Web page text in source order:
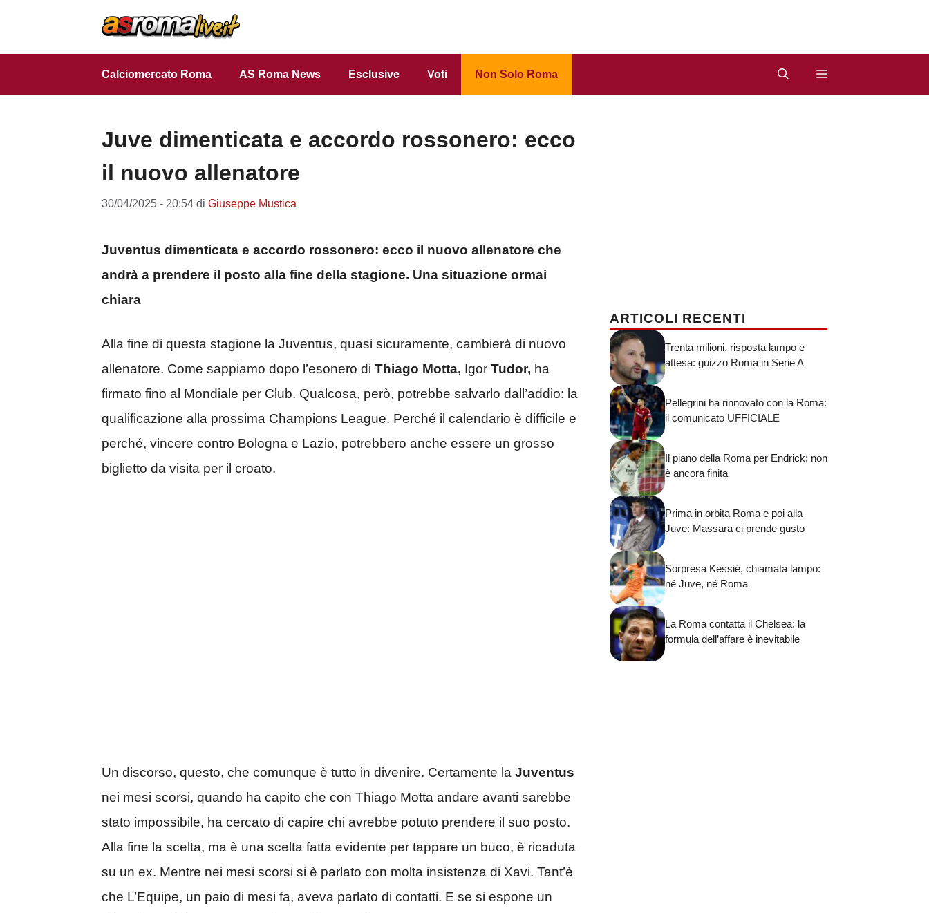
Calciomercato Roma AS Roma News Esclusive Voti Non Solo Roma
Juve dimenticata e accordo rossonero: ecco
il nuovo allenatore
30/04/2025 - 20:54 di Giuseppe Mustica
Juventus dimenticata e accordo rossonero: ecco il nuovo allenatore che
andrà a prendere il posto alla fine della stagione. Una situazione ormai
chiara
Alla fine di questa stagione la Juventus, quasi sicuramente, cambierà di nuovo
allenatore. Come sappiamo dopo l’esonero di Thiago Motta, Igor Tudor, ha
firmato fino al Mondiale per Club. Qualcosa, però, potrebbe salvarlo dall’addio: la
qualificazione alla prossima Champions League. Perché il calendario è difficile e
perché, vincere contro Bologna e Lazio, potrebbero anche essere un grosso
biglietto da visita per il croato.
Un discorso, questo, che comunque è tutto in divenire. Certamente la Juventus
nei mesi scorsi, quando ha capito che con Thiago Motta andare avanti sarebbe
stato impossibile, ha cercato di capire chi avrebbe potuto prendere il suo posto.
Alla fine la scelta, ma è una scelta fatta evidente per tappare un buco, è ricaduta
su un ex. Mentre nei mesi scorsi si è parlato con molta insistenza di Xavi. Tant’è
che L’Equipe, un paio di mesi fa, aveva parlato di contatti. E se si espone un
ARTICOLI RECENTI
Trenta milioni, risposta lampo e
attesa: guizzo Roma in Serie A
Pellegrini ha rinnovato con la Roma:
il comunicato UFFICIALE
Il piano della Roma per Endrick: non
è ancora finita
Prima in orbita Roma e poi alla
Juve: Massara ci prende gusto
Sorpresa Kessié, chiamata lampo:
né Juve, né Roma
La Roma contatta il Chelsea: la
formula dell’affare è inevitabile